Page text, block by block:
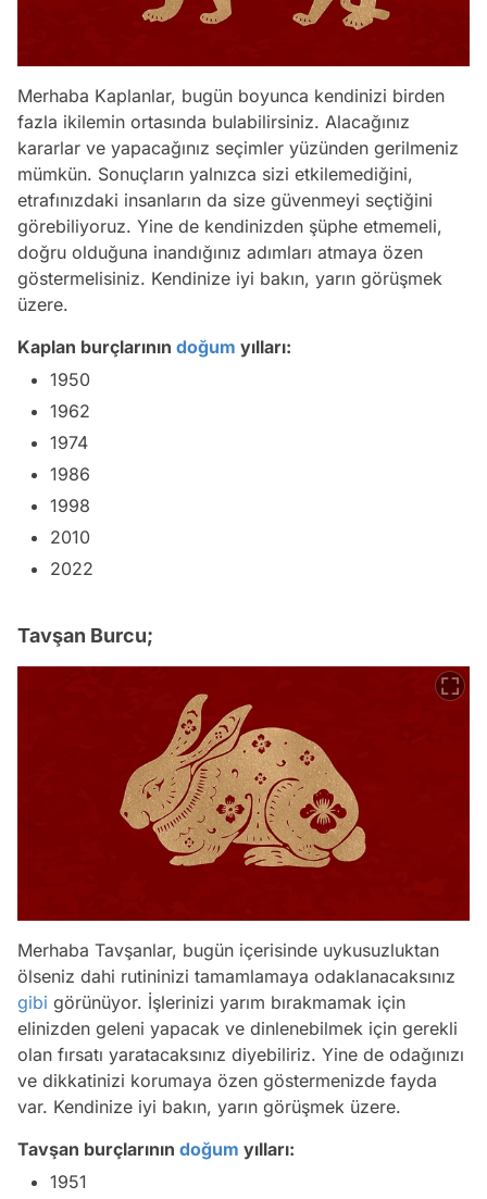
Merhaba Kaplanlar, bugün boyunca kendinizi birden
fazla ikilemin ortasında bulabilirsiniz. Alacağınız
kararlar ve yapacağınız seçimler yüzünden gerilmeniz
mümkün. Sonuçların yalnızca sizi etkilemediğini,
etrafınızdaki insanların da size güvenmeyi seçtiğini
görebiliyoruz. Yine de kendinizden şüphe etmemeli,
doğru olduğuna inandığınız adımları atmaya özen
göstermelisiniz. Kendinize iyi bakın, yarın görüşmek
üzere.
Kaplan burçlarının doğum yılları:
1950
1962
1974
1986
1998
2010
2022
Tavşan Burcu;
Merhaba Tavşanlar, bugün içerisinde uykusuzluktan
ölseniz dahi rutininizi tamamlamaya odaklanacaksınız
gibi görünüyor. İşlerinizi yarım bırakmamak için
elinizden geleni yapacak ve dinlenebilmek için gerekli
olan fırsatı yaratacaksınız diyebiliriz. Yine de odağınızı
ve dikkatinizi korumaya özen göstermenizde fayda
var. Kendinize iyi bakın, yarın görüşmek üzere.
Tavşan burçlarının doğum yılları:
1951